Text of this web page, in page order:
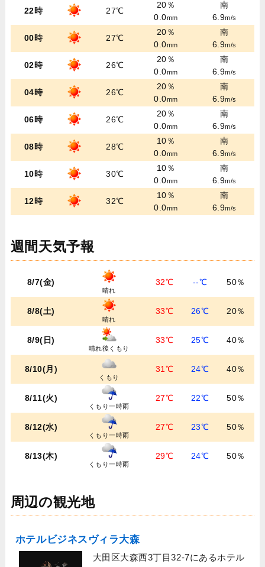
22時 27℃
20％
0.0mm
南
6.9m/s
00時 27℃
20％
0.0mm
南
6.9m/s
02時 26℃
20％
0.0mm
南
6.9m/s
04時 26℃
20％
0.0mm
南
6.9m/s
06時 26℃
20％
0.0mm
南
6.9m/s
08時 28℃
10％
0.0mm
南
6.9m/s
10時 30℃
10％
0.0mm
南
6.9m/s
12時 32℃
10％
0.0mm
南
6.9m/s
週間天気予報
8/7(金)
晴れ
32℃ --℃ 50％
8/8(土)
晴れ
33℃ 26℃ 20％
8/9(日)
晴れ後くもり
33℃ 25℃ 40％
8/10(月)
くもり
31℃ 24℃ 40％
8/11(火)
くもり一時雨
27℃ 22℃ 50％
8/12(水)
くもり一時雨
27℃ 23℃ 50％
8/13(木)
くもり一時雨
29℃ 24℃ 50％
周辺の観光地
ホテルビジネスヴィラ大森
大田区大森西3丁目32-7にあるホテル